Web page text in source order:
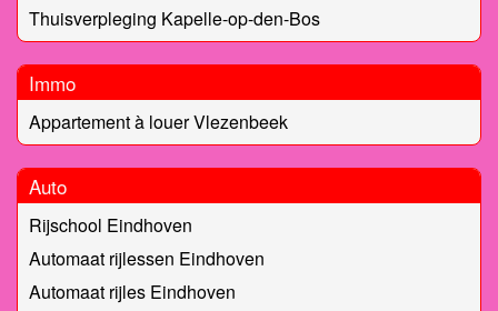
Thuisverpleging Kapelle-op-den-Bos
Immo
Appartement à louer Vlezenbeek
Auto
Rijschool Eindhoven
Automaat rijlessen Eindhoven
Automaat rijles Eindhoven